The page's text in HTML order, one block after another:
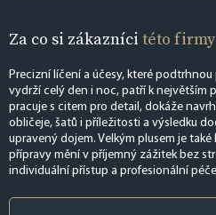
Za co si zákazníci této
Precizní líčení a účesy, které
vydrží celý den i noc, patří k největším
pracuje s citem pro detail, dokáže
obličeje, šatů i příležitosti a výsledku
upravený dojem. Velkým plusem je
přípravy mění v příjemný zážitek bez
individuální přístup a profesionální